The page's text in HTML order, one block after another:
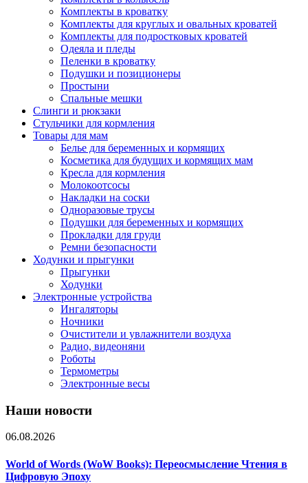
Комплекты в кроватку
Комплекты для круглых и овальных кроватей
Комплекты для подростковых кроватей
Одеяла и пледы
Пеленки в кроватку
Подушки и позиционеры
Простыни
Спальные мешки
Слинги и рюкзаки
Стульчики для кормления
Товары для мам
Белье для беременных и кормящих
Косметика для будущих и кормящих мам
Кресла для кормления
Молокоотсосы
Накладки на соски
Одноразовые трусы
Подушки для беременных и кормящих
Прокладки для груди
Ремни безопасности
Ходунки и прыгунки
Прыгунки
Ходунки
Электронные устройства
Ингаляторы
Ночники
Очистители и увлажнители воздуха
Радио, видеоняни
Роботы
Термометры
Электронные весы
Наши новости
06.08.2026
World of Words (WoW Books): Переосмысление Чтения в
Цифровую Эпоху